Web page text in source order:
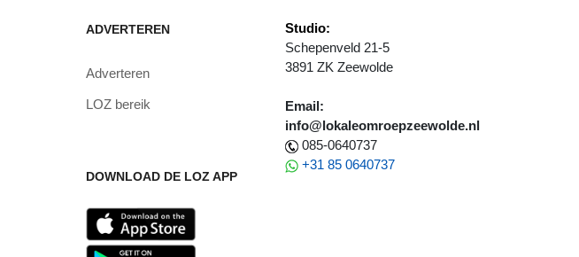
ADVERTEREN
Adverteren
LOZ bereik
DOWNLOAD DE LOZ APP
Studio:
Schepenveld 21-5
3891 ZK Zeewolde
Email:
info@lokaleomroepzeewolde.nl
085-0640737
+31 85 0640737